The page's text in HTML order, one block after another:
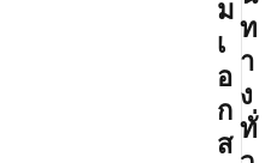
ม
เ
อ
ก
ส
ท
า
ง
ทั่